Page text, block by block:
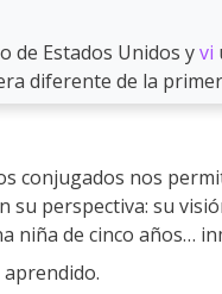
de Estados Unidos yvi
diferente de la
conjugados nos
perspectiva: su
niña de cinco años…